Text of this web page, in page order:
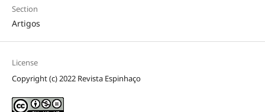
Section
Artigos
License
Copyright (c) 2022 Revista Espinhaço